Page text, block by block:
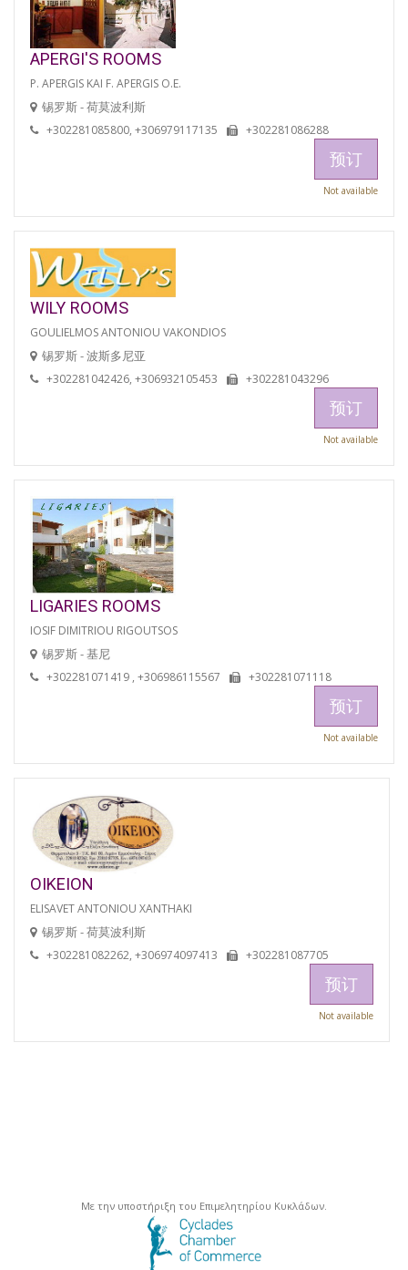
APERGI'S ROOMS
P. APERGIS KAI F. APERGIS O.E.
锡罗斯 - 荷莫波利斯
+302281085800, +306979117135 +302281086288
预订
Not available
WILY ROOMS
GOULIELMOS ANTONIOU VAKONDIOS
锡罗斯 - 波斯多尼亚
+302281042426, +306932105453 +302281043296
预订
Not available
LIGARIES ROOMS
IOSIF DIMITRIOU RIGOUTSOS
锡罗斯 - 基尼
+302281071419 , +306986115567 +302281071118
预订
Not available
OIKEION
ELISAVET ANTONIOU XANTHAKI
锡罗斯 - 荷莫波利斯
+302281082262, +306974097413 +302281087705
预订
Not available
Με την υποστήριξη του Επιμελητηρίου Κυκλάδων.